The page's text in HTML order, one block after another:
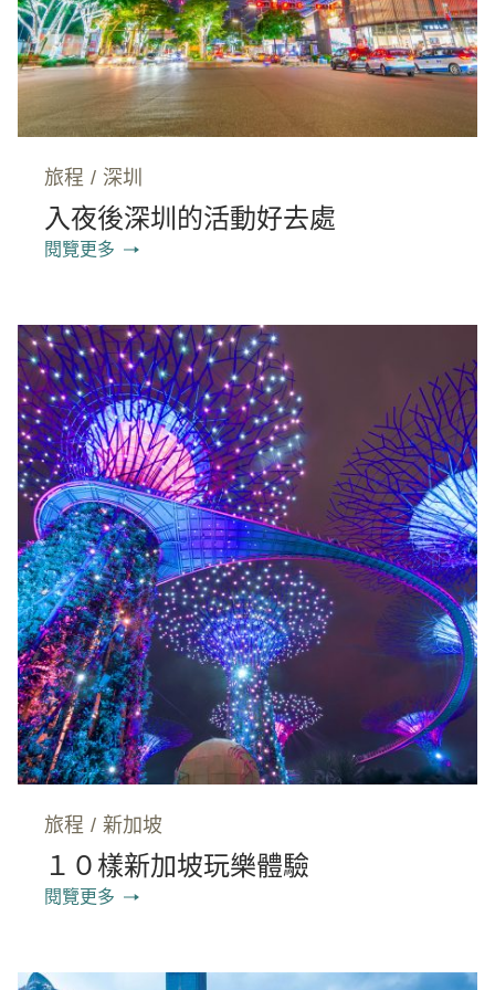
旅程 / 深圳
入夜後深圳的活動好去處
閱覽更多
旅程 / 新加坡
１０樣新加坡玩樂體驗
閱覽更多